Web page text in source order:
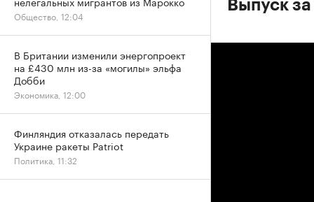
Выпуск
Общество, 12:04
В Британии изменили энергопроект
на £430 млн из-за «могилы» эльфа
Добби
Экономика, 12:00
Финляндия отказалась передать
Украине ракеты Patriot
Политика, 11:32